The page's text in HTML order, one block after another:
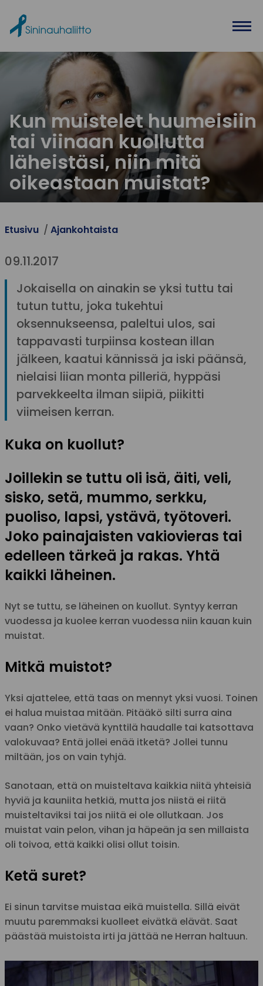
Kun muistelet huumeisiin
tai viinaan kuollutta
läheistäsi, niin mitä
oikeastaan muistat?
Etusivu Ajankohtaista
09.11.2017
Jokaisella on ainakin se yksi tuttu tai
tutun tuttu, joka tukehtui
oksennukseensa, paleltui ulos, sai
tappavasti turpiinsa kostean illan
jälkeen, kaatui kännissä ja iski päänsä,
nielaisi liian monta pilleriä, hyppäsi
parvekkeelta ilman siipiä, piikitti
viimeisen kerran.
Kuka on kuollut?
Joillekin se tuttu oli isä, äiti, veli,
sisko, setä, mummo, serkku,
puoliso, lapsi, ystävä, työtoveri.
Joko painajaisten vakiovieras tai
edelleen tärkeä ja rakas. Yhtä
kaikki läheinen.
Nyt se tuttu, se läheinen on kuollut. Syntyy kerran
vuodessa ja kuolee kerran vuodessa niin kauan kuin
muistat.
Mitkä muistot?
Yksi ajattelee, että taas on mennyt yksi vuosi. Toinen
ei halua muistaa mitään. Pitääkö silti surra aina
vaan? Onko vietävä kynttilä haudalle tai katsottava
valokuvaa? Entä jollei enää itketä? Jollei tunnu
miltään, jos on vain tyhjä.
Sanotaan, että on muisteltava kaikkia niitä yhteisiä
hyviä ja kauniita hetkiä, mutta jos niistä ei riitä
muisteltaviksi tai jos niitä ei ole ollutkaan. Jos
muistat vain pelon, vihan ja häpeän ja sen millaista
oli toivoa, että kaikki olisi ollut toisin.
Ketä suret?
Ei sinun tarvitse muistaa eikä muistella. Sillä eivät
muutu paremmaksi kuolleet eivätkä elävät. Saat
päästää muistoista irti ja jättää ne Herran haltuun.